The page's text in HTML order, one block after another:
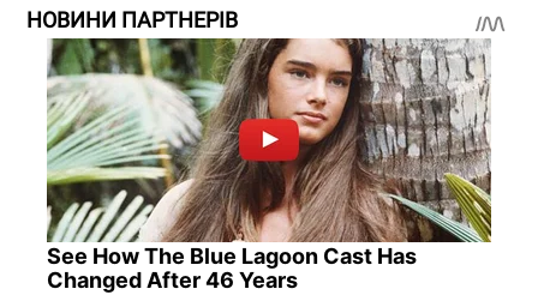
НОВИНИ ПАРТНЕРІВ
See How The Blue Lagoon Cast Has
Changed After 46 Years